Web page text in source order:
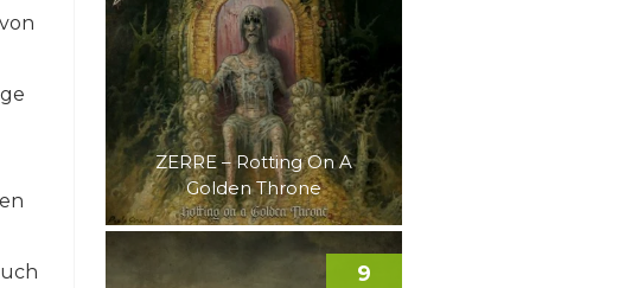
ZERRE – Rotting On A
Golden Throne
9